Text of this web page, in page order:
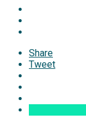
Share
Tweet